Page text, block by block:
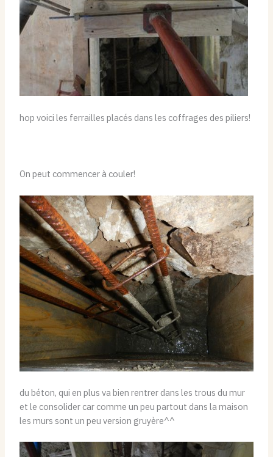
hop voici les ferrailles placés dans les coffrages des piliers!
On peut commencer à couler!
du béton, qui en plus va bien rentrer dans les trous du mur
et le consolider car comme un peu partout dans la maison
les murs sont un peu version gruyère^^